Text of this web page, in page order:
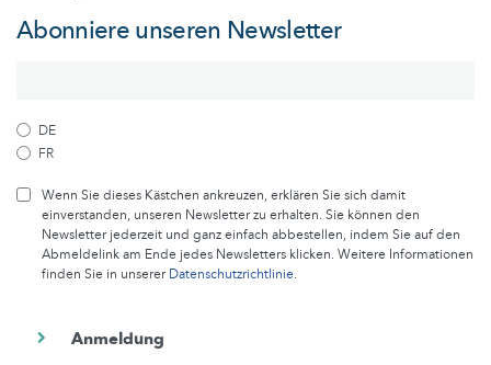
Abonniere unseren Newsletter
DE
FR
Wenn Sie dieses Kästchen ankreuzen, erklären Sie sich damit
einverstanden, unseren Newsletter zu erhalten. Sie können den
Newsletter jederzeit und ganz einfach abbestellen, indem Sie auf den
Abmeldelink am Ende jedes Newsletters klicken. Weitere Informationen
finden Sie in unsererDatenschutzrichtlinie.